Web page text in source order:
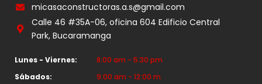
micasaconstructoras.a.s@gmail.com
Calle 46 #35A-06, oficina 604 Edificio Central
Park, Bucaramanga
Lunes - Viernes:
8:00 am - 5:30 pm
Sábados:
9:00 am - 12:00 m